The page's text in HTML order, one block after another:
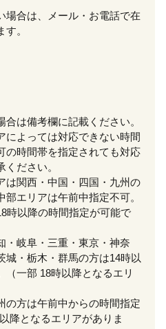
場合は、メール・お電話で在
。
は備考欄に記載ください。
によっては対応できない時間
の時間帯を指定されても対応
ださい。
関西・中国・四国・九州の
エリアは午前中指定不可。
時以降の時間指定が可能で
岐阜・三重・東京・神奈
城・栃木・群馬の方は14時以
（一部 18時以降となるエリ
方は午前中からの時間指定
降となるエリアがありま